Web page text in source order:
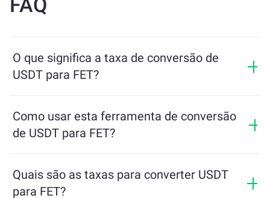
FAQ
O que significa a taxa de conversão de
USDT para FET?
receberá em troca de USDT. Essa taxa varia de acordo
com as condições de mercado, a oferta e a demanda, e
Como usar esta ferramenta de conversão
de USDT para FET?
a ferramenta calculará o valor estimado de FET que
você receberá. Depois, siga os passos para concluir a
Quais são as taxas para converter USDT
para FET?